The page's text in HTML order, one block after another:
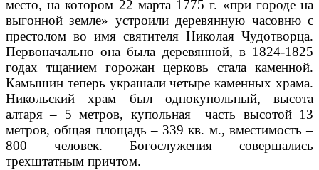
место, на котором 22 марта 1775 г. «при городе на
выгонной земле» устроили деревянную часовню с
престолом во имя святителя Николая Чудотворца.
Первоначально она была деревянной, в 1824-1825
годах тщанием горожан церковь стала каменной.
Камышин теперь украшали четыре каменных храма.
Никольский храм был однокупольный, высота
алтаря – 5 метров, купольная часть высотой 13
метров, общая площадь – 339 кв. м., вместимость –
800 человек. Богослужения совершались
трехштатным причтом.